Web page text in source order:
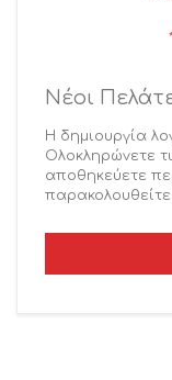
Νέοι
Η δημιουργία
Ολοκληρώνετε
αποθηκεύετε
παρακολουθείτε